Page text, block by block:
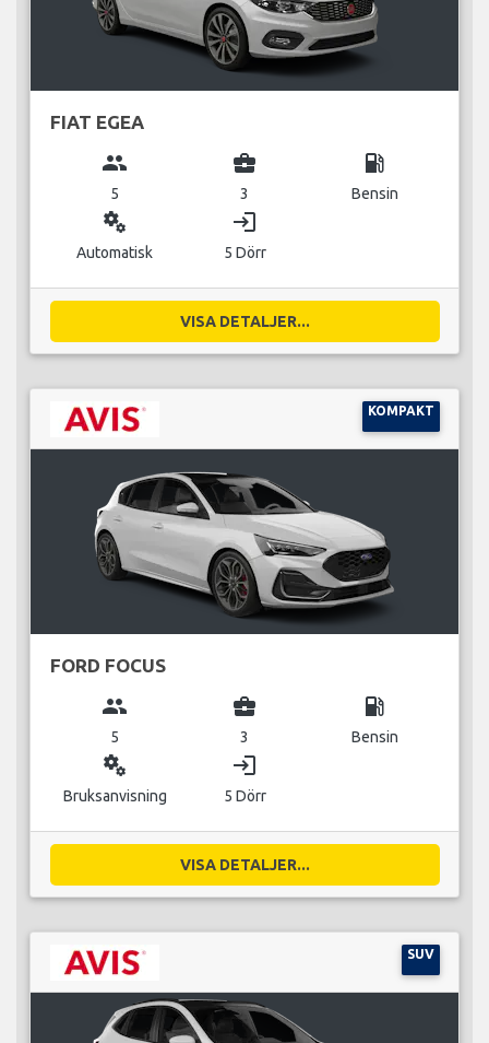
FIAT EGEA
group
5
business_center
3
local_gas_station
Bensin
miscellaneous_services
Automatisk
login
5 Dörr
VISA DETALJER...
KOMPAKT
FORD FOCUS
group
5
business_center
3
local_gas_station
Bensin
miscellaneous_services
Bruksanvisning
login
5 Dörr
VISA DETALJER...
SUV